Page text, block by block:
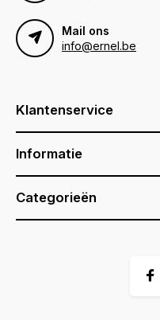
Mail ons
info@ernel.be
Klantenservice
Informatie
Categorieën